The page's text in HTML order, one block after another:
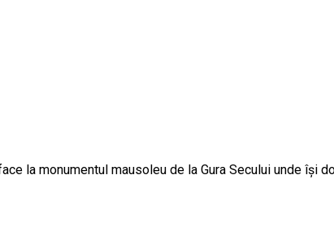
la monumentul mausoleu de la Gura Secului unde își